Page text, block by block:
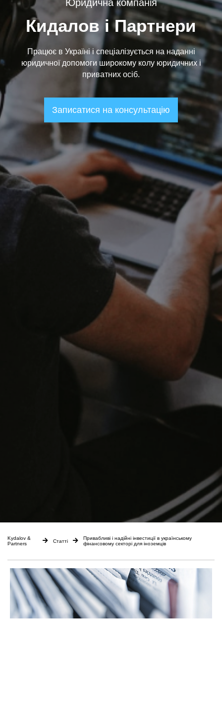
Юридична компанія
Кидалов і Партнери
Працює в Україні і спеціалізується на наданні
юридичної допомоги широкому колу юридичних і
приватних осіб.
Записатися на консультацію
Kydalov &
Partners
Статті
Привабливі і надійні інвестиції в українському
фінансовому секторі для іноземців